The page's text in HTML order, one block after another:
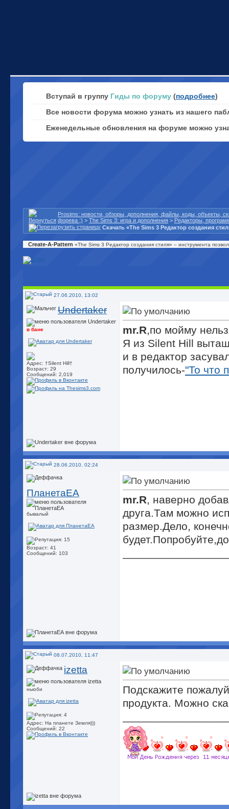
Вступай в группу Гиды по форуму (подробнее)
Все новости форума можно узнать из нашего
Еженедельные обновления на форуме можно
Prosims: новости, обзоры, дополнения, файлы, коды, объекты,
форева ;) > The Sims 3: игра и дополнения > Редакторы,
Скачать «The Sims 3 Редактор создания
Create-A-Pattern «The Sims 3 Редактор создания стиля» – инструмента
27.06.2010, 13:02
Undertaker
в бане
Адрес: †Silent Hill†
Возраст: 29
Сообщений: 2,019
mr.R,по мойму
Я из Silent Hill
и в редактор
получилось-"То что
28.06.2010, 02:24
ПланетаЕА
бывалый
Возраст: 41
Сообщений: 103
mr.R, наверно
друга.Там можно
размер.Дело,
08.07.2010, 11:47
izetta
ньюби
Адрес: На планете Земля)))
Сообщений: 22
Подскажите
продукта. Можно